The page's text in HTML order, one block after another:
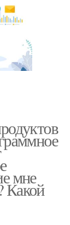
мне
Какой